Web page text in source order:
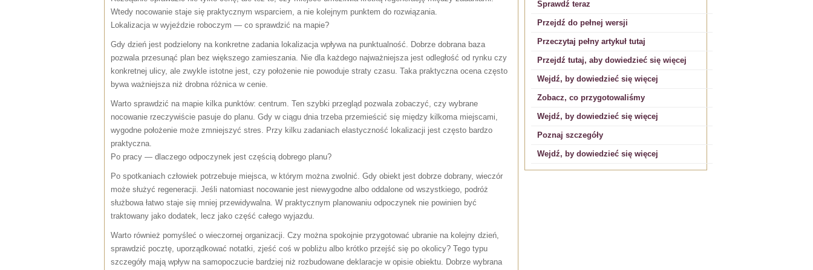
Wtedy nocowanie staje się praktycznym wsparciem, a nie kolejnym punktem do rozwiązania.
Lokalizacja w wyjeździe roboczym — co sprawdzić na mapie?
Gdy dzień jest podzielony na konkretne zadania lokalizacja wpływa na punktualność. Dobrze dobrana baza
pozwala przesunąć plan bez większego zamieszania. Nie dla każdego najważniejsza jest odległość od rynku czy
konkretnej ulicy, ale zwykle istotne jest, czy położenie nie powoduje straty czasu. Taka praktyczna ocena często
bywa ważniejsza niż drobna różnica w cenie.
Warto sprawdzić na mapie kilka punktów: centrum. Ten szybki przegląd pozwala zobaczyć, czy wybrane
nocowanie rzeczywiście pasuje do planu. Gdy w ciągu dnia trzeba przemieścić się między kilkoma miejscami,
wygodne położenie może zmniejszyć stres. Przy kilku zadaniach elastyczność lokalizacji jest często bardzo
praktyczna.
Po pracy — dlaczego odpoczynek jest częścią dobrego planu?
Po spotkaniach człowiek potrzebuje miejsca, w którym można zwolnić. Gdy obiekt jest dobrze dobrany, wieczór
może służyć regeneracji. Jeśli natomiast nocowanie jest niewygodne albo oddalone od wszystkiego, podróż
służbowa łatwo staje się mniej przewidywalna. W praktycznym planowaniu odpoczynek nie powinien być
traktowany jako dodatek, lecz jako część całego wyjazdu.
Warto również pomyśleć o wieczornej organizacji. Czy można spokojnie przygotować ubranie na kolejny dzień,
sprawdzić pocztę, uporządkować notatki, zjeść coś w pobliżu albo krótko przejść się po okolicy? Tego typu
szczegóły mają wpływ na samopoczucie bardziej niż rozbudowane deklaracje w opisie obiektu. Dobrze wybrana
Sprawdź teraz
Przejdź do pełnej wersji
Przeczytaj pełny artykuł tutaj
Przejdź tutaj, aby dowiedzieć się więcej
Wejdź, by dowiedzieć się więcej
Zobacz, co przygotowaliśmy
Wejdź, by dowiedzieć się więcej
Poznaj szczegóły
Wejdź, by dowiedzieć się więcej